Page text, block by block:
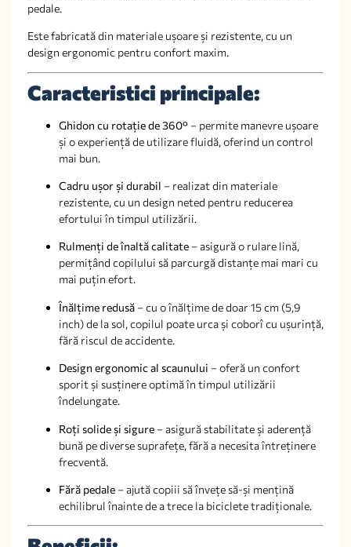
pedale.
Este fabricată din materiale ușoare și rezistente, cu un
design ergonomic pentru confort maxim.
Caracteristici principale:
Ghidon cu rotație de 360° – permite manevre ușoare
și o experiență de utilizare fluidă, oferind un control
mai bun.
Cadru ușor și durabil – realizat din materiale
rezistente, cu un design neted pentru reducerea
efortului în timpul utilizării.
Rulmenți de înaltă calitate – asigură o rulare lină,
permițând copilului să parcurgă distanțe mai mari cu
mai puțin efort.
Înălțime redusă – cu o înălțime de doar 15 cm (5,9
inch) de la sol, copilul poate urca și coborî cu ușurință,
fără riscul de accidente.
Design ergonomic al scaunului – oferă un confort
sporit și susținere optimă în timpul utilizării
îndelungate.
Roți solide și sigure – asigură stabilitate și aderență
bună pe diverse suprafețe, fără a necesita întreținere
frecventă.
Fără pedale – ajută copiii să învețe să-și mențină
echilibrul înainte de a trece la biciclete tradiționale.